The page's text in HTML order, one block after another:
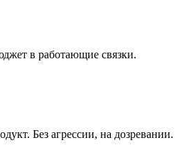
в работающие связки.
Без агрессии, на дозревании.